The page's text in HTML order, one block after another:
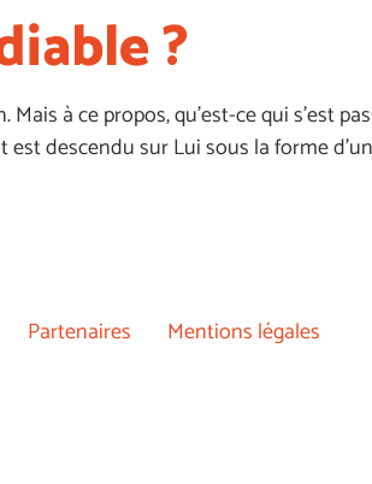
?
à ce propos, qu’est-ce qui s’est
est descendu sur Lui sous la forme
Partenaires
Mentions légales